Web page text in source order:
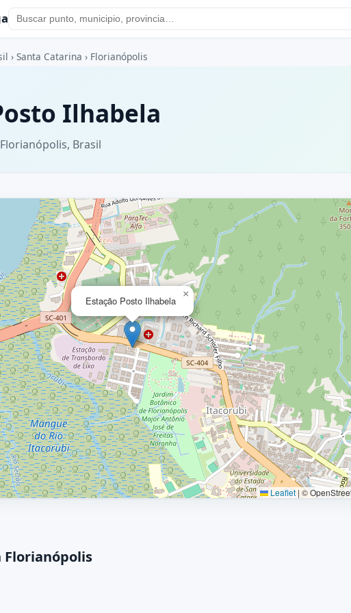
› Santa Catarina › Florianópolis
Ilhabela
Brasil
Estação Posto Ilhabela
×
Leaflet|©
Florianópolis